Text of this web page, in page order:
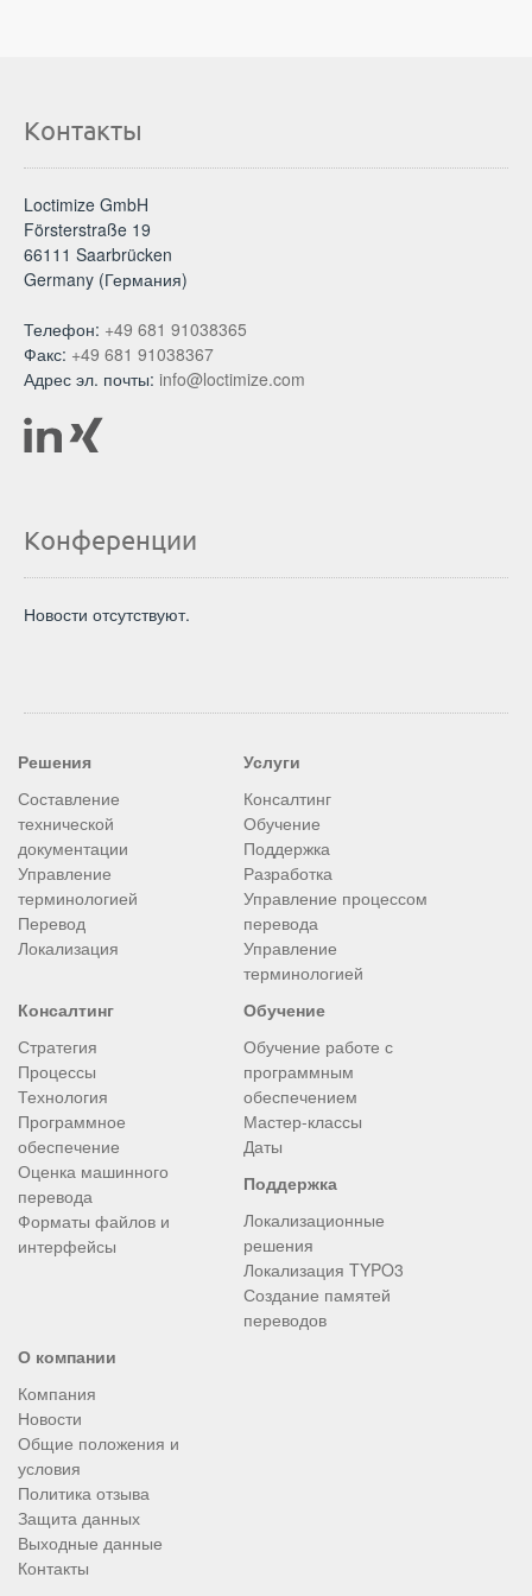
Контакты
Loctimize GmbH
Försterstraße 19
66111 Saarbrücken
Germany (Германия)
Телефон: +49 681 91038365
Факс: +49 681 91038367
Адрес эл. почты: info@loctimize.com
Конференции
Новости отсутствуют.
Решения
Составление
технической
документации
Управление
терминологией
Перевод
Локализация
Услуги
Консалтинг
Обучение
Поддержка
Разработка
Управление процессом
перевода
Управление
терминологией
Консалтинг
Стратегия
Процессы
Технология
Программное
обеспечение
Оценка машинного
перевода
Форматы файлов и
интерфейсы
Обучение
Обучение работе с
программным
обеспечением
Мастер-классы
Даты
Поддержка
Локализационные
решения
Локализация TYPO3
Создание памятей
переводов
О компании
Компания
Новости
Общие положения и
условия
Политика отзыва
Защита данных
Выходные данные
Контакты